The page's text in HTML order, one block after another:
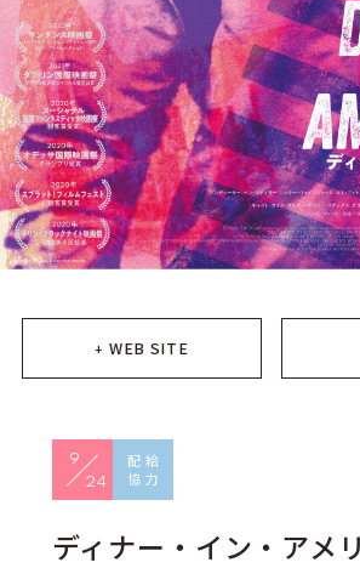
+ WEB SITE
9
24
ディナー・イン・アメ